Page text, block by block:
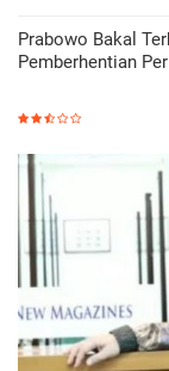
Prabowo Bakal
Pemberhentian